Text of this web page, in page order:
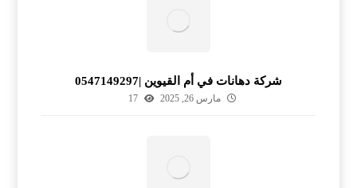
شركة دهانات في أم القيوين |0547149297
مارس 26, 2025 17